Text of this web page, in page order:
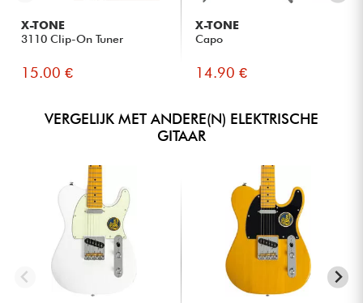
X-TONE
3110 Clip-On Tuner
15.00 €
X-TONE
Capo
14.90 €
VERGELIJK MET ANDERE(N) ELEKTRISCHE
GITAAR